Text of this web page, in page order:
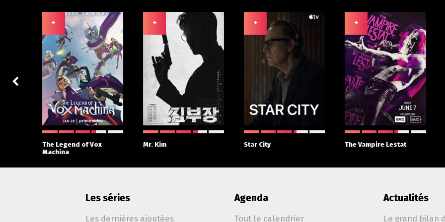
+
The Legend of Vox
Machina
+
Mr. Kim
+
Star City
+
The Vampire Lestat
Les séries
Les dernières ajoutées
Agenda
Tout le calendrier
Actualités
Le grand bilan